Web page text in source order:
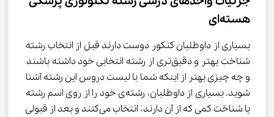
هسته‌ای
بسیاری از داوطلبان کنکور دوست دارند قبل از انتخاب رشته
شناخت بهتر و دقیق‌تری از رشته انتخابی خود داشته باشند
و چه چیزی بهتر از اینکه شما با لیست دروس این رشته آشنا
شوید. بسیاری از داوطلبان، رشته‌ی خود را از روی اسم رشته
یا شناخت کمی که از آن دارند، انتخاب می‌کنند و بعد از قبولی